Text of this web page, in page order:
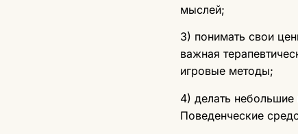
мыслей;
3) понимать свои
важная
игровые методы;
4) делать
Поведенческие